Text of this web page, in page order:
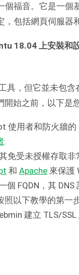
個福音。它是一個
，包括網頁伺服
18.04 上安裝和
具，但它並未包含
開始之前，以下是
使用者和防火牆
.
免受未授權存取
和 Apache 來保護
個 FQDN，其
照以下教學的第一
建立 TLS/SSL